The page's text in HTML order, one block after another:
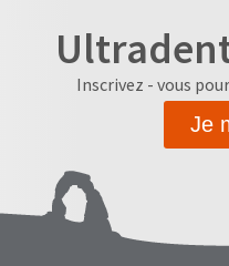
Inscrivez - vous
Je